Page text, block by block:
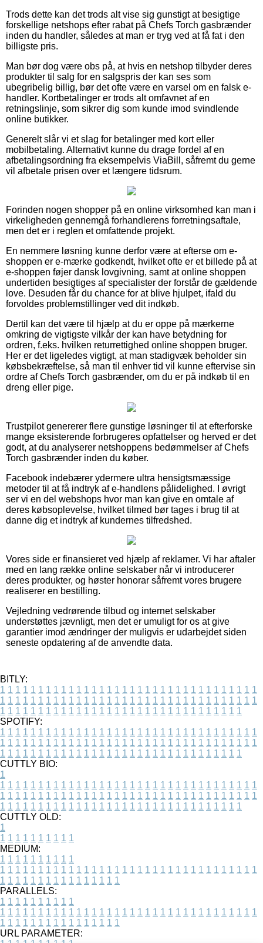
Trods dette kan det trods alt vise sig gunstigt at besigtige
forskellige netshops efter rabat på Chefs Torch gasbrænder
inden du handler, således at man er tryg ved at få fat i den
billigste pris.
Man bør dog være obs på, at hvis en netshop tilbyder deres
produkter til salg for en salgspris der kan ses som
ubegribelig billig, bør det ofte være en varsel om en falsk e-
handler. Kortbetalinger er trods alt omfavnet af en
retningslinje, som sikrer dig som kunde imod svindlende
online butikker.
Generelt slår vi et slag for betalinger med kort eller
mobilbetaling. Alternativt kunne du drage fordel af en
afbetalingsordning fra eksempelvis ViaBill, såfremt du gerne
vil afbetale prisen over et længere tidsrum.
Forinden nogen shopper på en online virksomhed kan man i
virkeligheden gennemgå forhandlerens forretningsaftale,
men det er i reglen et omfattende projekt.
En nemmere løsning kunne derfor være at efterse om e-
shoppen er e-mærke godkendt, hvilket ofte er et billede på at
e-shoppen føjer dansk lovgivning, samt at online shoppen
undertiden besigtiges af specialister der forstår de gældende
love. Desuden får du chance for at blive hjulpet, ifald du
forvoldes problemstillinger ved dit indkøb.
Dertil kan det være til hjælp at du er oppe på mærkerne
omkring de vigtigste vilkår der kan have betydning for
ordren, f.eks. hvilken returrettighed online shoppen bruger.
Her er det ligeledes vigtigt, at man stadigvæk beholder sin
købsbekræftelse, så man til enhver tid vil kunne eftervise sin
ordre af Chefs Torch gasbrænder, om du er på indkøb til en
dreng eller pige.
Trustpilot genererer flere gunstige løsninger til at efterforske
mange eksisterende forbrugeres opfattelser og herved er det
godt, at du analyserer netshoppens bedømmelser af Chefs
Torch gasbrænder inden du køber.
Facebook indebærer ydermere ultra hensigtsmæssige
metoder til at få indtryk af e-handlens pålidelighed. I øvrigt
ser vi en del webshops hvor man kan give en omtale af
deres købsoplevelse, hvilket tilmed bør tages i brug til at
danne dig et indtryk af kundernes tilfredshed.
Vores side er finansieret ved hjælp af reklamer. Vi har aftaler
med en lang række online selskaber når vi introducerer
deres produkter, og høster honorar såfremt vores brugere
realiserer en bestilling.
Vejledning vedrørende tilbud og internet selskaber
understøttes jævnligt, men det er umuligt for os at give
garantier imod ændringer der muligvis er udarbejdet siden
seneste opdatering af de anvendte data.
BITLY:
1 1 1 1 1 1 1 1 1 1 1 1 1 1 1 1 1 1 1 1 1 1 1 1 1 1 1 1 1 1 1 1 1 1
1 1 1 1 1 1 1 1 1 1 1 1 1 1 1 1 1 1 1 1 1 1 1 1 1 1 1 1 1 1 1 1 1 1
1 1 1 1 1 1 1 1 1 1 1 1 1 1 1 1 1 1 1 1 1 1 1 1 1 1 1 1 1 1 1 1
SPOTIFY:
1 1 1 1 1 1 1 1 1 1 1 1 1 1 1 1 1 1 1 1 1 1 1 1 1 1 1 1 1 1 1 1 1 1
1 1 1 1 1 1 1 1 1 1 1 1 1 1 1 1 1 1 1 1 1 1 1 1 1 1 1 1 1 1 1 1 1 1
1 1 1 1 1 1 1 1 1 1 1 1 1 1 1 1 1 1 1 1 1 1 1 1 1 1 1 1 1 1 1 1
CUTTLY BIO:
1
1 1 1 1 1 1 1 1 1 1 1 1 1 1 1 1 1 1 1 1 1 1 1 1 1 1 1 1 1 1 1 1 1 1
1 1 1 1 1 1 1 1 1 1 1 1 1 1 1 1 1 1 1 1 1 1 1 1 1 1 1 1 1 1 1 1 1 1
1 1 1 1 1 1 1 1 1 1 1 1 1 1 1 1 1 1 1 1 1 1 1 1 1 1 1 1 1 1 1 1
CUTTLY OLD:
1
1 1 1 1 1 1 1 1 1 1
MEDIUM:
1 1 1 1 1 1 1 1 1 1
1 1 1 1 1 1 1 1 1 1 1 1 1 1 1 1 1 1 1 1 1 1 1 1 1 1 1 1 1 1 1 1 1 1
1 1 1 1 1 1 1 1 1 1 1 1 1 1 1 1
PARALLELS:
1 1 1 1 1 1 1 1 1 1
1 1 1 1 1 1 1 1 1 1 1 1 1 1 1 1 1 1 1 1 1 1 1 1 1 1 1 1 1 1 1 1 1 1
1 1 1 1 1 1 1 1 1 1 1 1 1 1 1 1
URL PARAMETER: